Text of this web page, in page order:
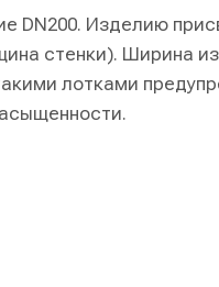
DN200. Изделию
стенки). Ширина
лотками